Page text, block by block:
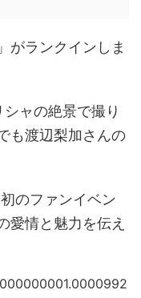
がランクインしま
ャの絶景で撮り
も渡辺梨加さんの
のファンイベン
愛情と魅力を伝え